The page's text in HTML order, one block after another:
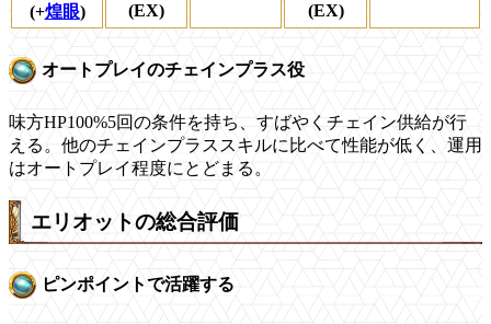
(+煌眼)
(EX)
(EX)
オートプレイのチェインプラス役
味方HP100%5回の条件を持ち、すばやくチェイン供給が行
える。他のチェインプラススキルに比べて性能が低く、運用
はオートプレイ程度にとどまる。
エリオットの総合評価
ピンポイントで活躍する